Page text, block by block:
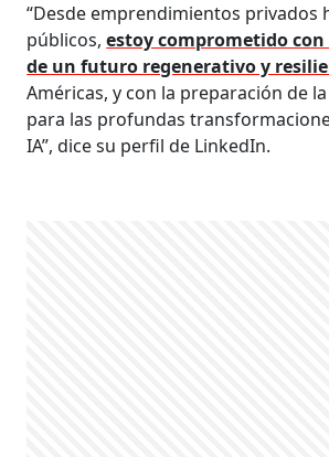
“Desde emprendimientos privados
públicos,estoy comprometido
de un futuro regenerativo y
Américas, y con la preparación de
para las profundas
IA”, dice su perfil de LinkedIn.